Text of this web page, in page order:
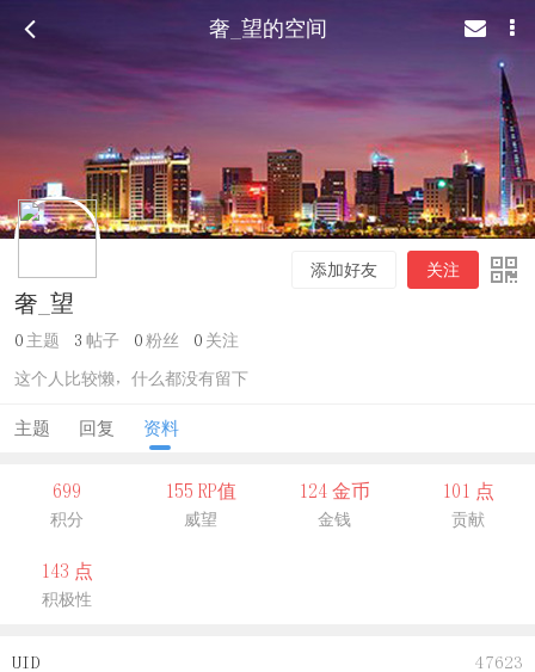
奢_望的空间
添加好友 关注
奢_望
0 主题 3 帖子 0 粉丝 0 关注
这个人比较懒，什么都没有留下
主题 回复 资料
699
积分
155 RP值
威望
124 金币
金钱
101 点
贡献
143 点
积极性
UID 47623